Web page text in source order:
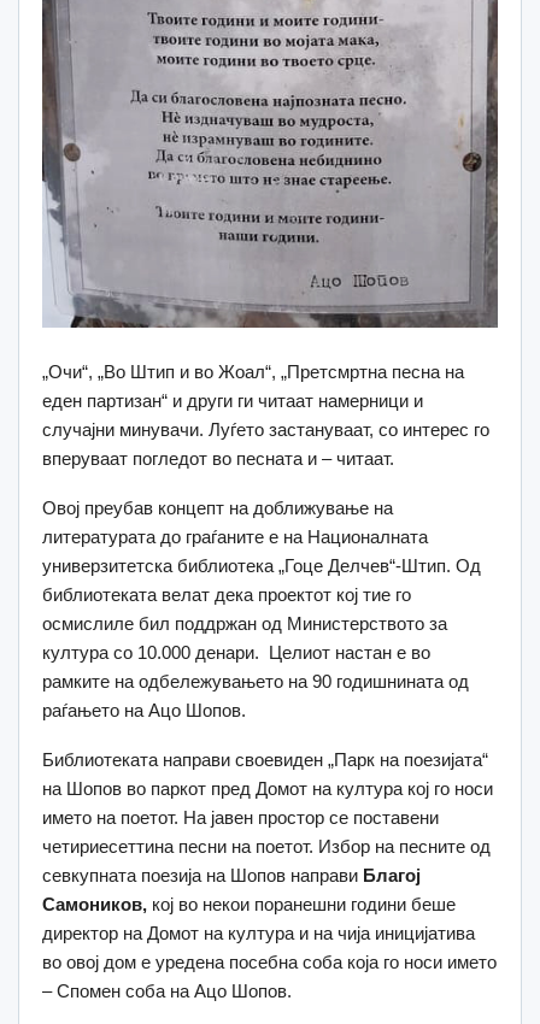
„Очи“, „Во Штип и во Жоал“, „Претсмртна песна на
еден партизан“ и други ги читаат намерници и
случајни минувачи. Луѓето застануваат, со интерес го
вперуваат погледот во песната и – читаат.
Овој преубав концепт на доближување на
литературата до граѓаните е на Националната
универзитетска библиотека „Гоце Делчев“-Штип. Од
библиотеката велат дека проектот кој тие го
осмислиле бил поддржан од Министерството за
култура со 10.000 денари. Целиот настан е во
рамките на одбележувањето на 90 годишнината од
раѓањето на Ацо Шопов.
Библиотеката направи своевиден „Парк на поезијата“
на Шопов во паркот пред Домот на култура кој го носи
името на поетот. На јавен простор се поставени
четириесеттина песни на поетот. Избор на песните од
севкупната поезија на Шопов направи Благој
Самоников, кој во некои поранешни години беше
директор на Домот на култура и на чија иницијатива
во овој дом е уредена посебна соба која го носи името
– Спомен соба на Ацо Шопов.